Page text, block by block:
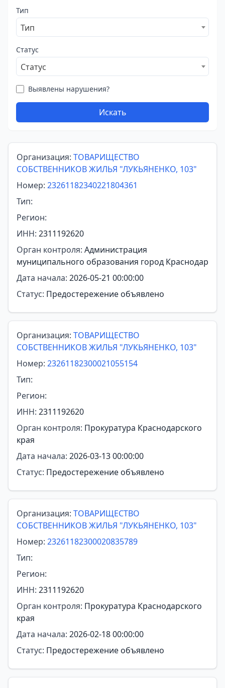
Тип
Тип
Статус
Статус
Выявлены нарушения?
Искать
Организация: ТОВАРИЩЕСТВО
СОБСТВЕННИКОВ ЖИЛЬЯ "ЛУКЬЯНЕНКО, 103"
Номер: 23261182340221804361
Тип:
Регион:
ИНН: 2311192620
Орган контроля: Администрация
муниципального образования город Краснодар
Дата начала: 2026-05-21 00:00:00
Статус: Предостережение объявлено
Организация: ТОВАРИЩЕСТВО
СОБСТВЕННИКОВ ЖИЛЬЯ "ЛУКЬЯНЕНКО, 103"
Номер: 23261182300021055154
Тип:
Регион:
ИНН: 2311192620
Орган контроля: Прокуратура Краснодарского
края
Дата начала: 2026-03-13 00:00:00
Статус: Предостережение объявлено
Организация: ТОВАРИЩЕСТВО
СОБСТВЕННИКОВ ЖИЛЬЯ "ЛУКЬЯНЕНКО, 103"
Номер: 23261182300020835789
Тип:
Регион:
ИНН: 2311192620
Орган контроля: Прокуратура Краснодарского
края
Дата начала: 2026-02-18 00:00:00
Статус: Предостережение объявлено